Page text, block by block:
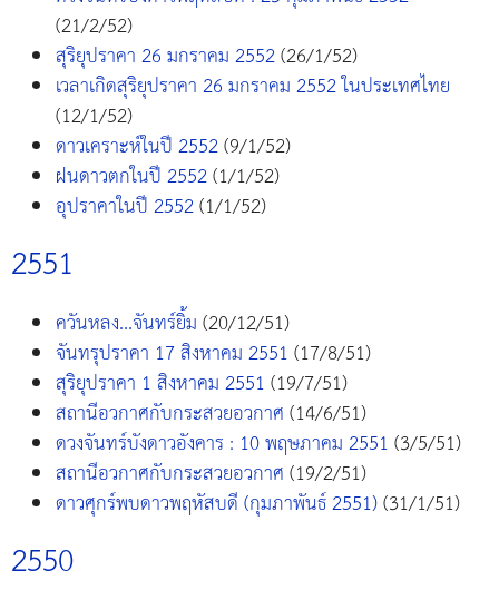
(21/2/52)
สุริยุปราคา 26 มกราคม 2552(26/1/52)
เวลาเกิดสุริยุปราคา 26 มกราคม 2552 ในประเทศไทย
(12/1/52)
ดาวเคราะห์ในปี 2552(9/1/52)
ฝนดาวตกในปี 2552(1/1/52)
อุปราคาในปี 2552(1/1/52)
2551
ควันหลง...จันทร์ยิ้ม(20/12/51)
จันทรุปราคา 17 สิงหาคม 2551(17/8/51)
สุริยุปราคา 1 สิงหาคม 2551(19/7/51)
สถานีอวกาศกับกระสวยอวกาศ(14/6/51)
ดวงจันทร์บังดาวอังคาร : 10 พฤษภาคม 2551(3/5/51)
สถานีอวกาศกับกระสวยอวกาศ(19/2/51)
ดาวศุกร์พบดาวพฤหัสบดี (กุมภาพันธ์ 2551)(31/1/51)
2550